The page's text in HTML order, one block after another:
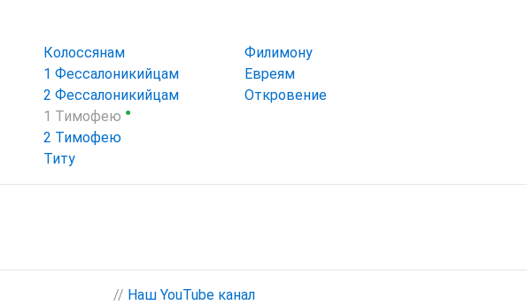
Колоссянам
1 Фессалоникийцам
2 Фессалоникийцам
1 Тимофею ●
2 Тимофею
Титу
Филимону
Евреям
Откровение
// Наш YouTube канал